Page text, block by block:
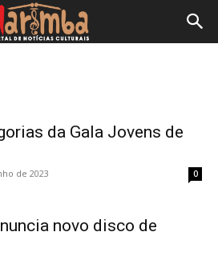
da Gala Jovens de
de 2023 0
novo disco de